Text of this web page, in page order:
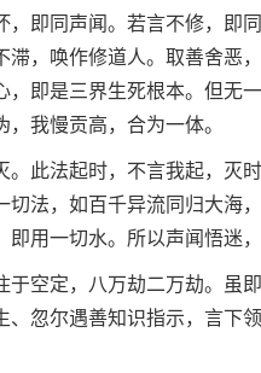
即同声闻。若言不修，即
，唤作修道人。取善舍恶
即是三界生死根本。但无
我慢贡高，合为一体。
此法起时，不言我起，灭
法，如百千异流同归大海
用一切水。所以声闻悟迷，
空定，八万劫二万劫。虽即
忽尔遇善知识指示，言下